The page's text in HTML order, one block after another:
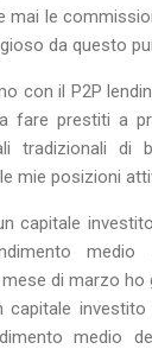
mai le
da questo
con il P2P
fare prestiti a
tradizionali di
mie posizioni
capitale
medio
di marzo ho
capitale
medio